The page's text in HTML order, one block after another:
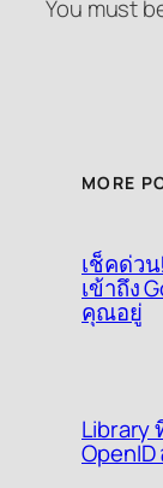
You must
MORE
เช็คด่ว
เข้าถึง
คุณอยู่
Library